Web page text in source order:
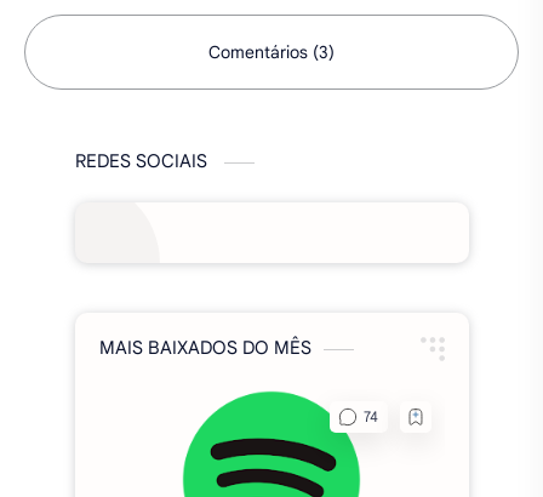
Comentários (3)
REDES SOCIAIS
MAIS BAIXADOS DO MÊS